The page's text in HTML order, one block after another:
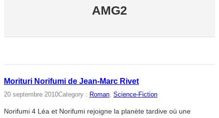
AMG2
Morituri Norifumi de Jean-Marc Rivet
20 septembre 2010Category : Roman, Science-Fiction
Norifumi 4 Léa et Norifumi rejoigne la planète tardive où une